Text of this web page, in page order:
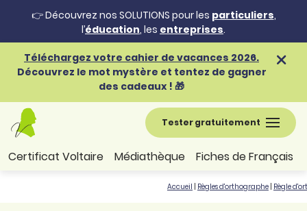
👉 Découvrez nos SOLUTIONS pour les particuliers,
l’éducation, les entreprises.
Téléchargez votre cahier de vacances 2026.
Découvrez le mot mystère et tentez de gagner
des cadeaux ! 🎁
Tester gratuitement
Certificat Voltaire Médiathèque Fiches de Français
Accueil Règles d'orthographe Règle